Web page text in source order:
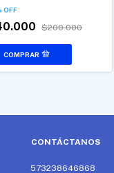
OFF
$200.000
CONTÁCTANOS
573238646868